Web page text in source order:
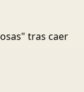
tras caer